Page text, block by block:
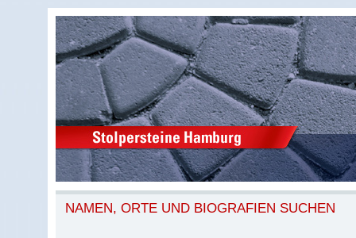
NAMEN, ORTE UND BIOGRAFIEN SUCHEN